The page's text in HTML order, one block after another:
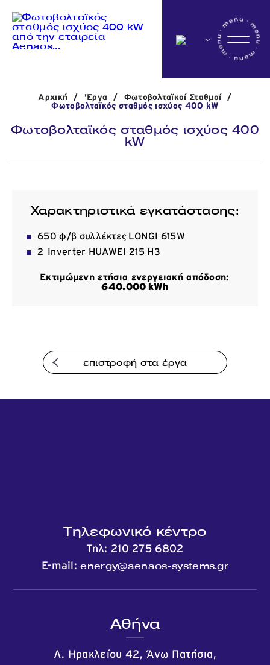
Η εταιρεία
Νέα
Επικοινωνία
Αρχική / 'Εργα / Φωτοβολταϊκοί Σταθμοί
/
Φωτοβολταϊκός σταθμός ισχύος 400 kW
Φωτοβολταϊκός σταθμός ισχύος 400
kW
Χαρακτηριστικά εγκατάστασης:
650 φ/β συλλέκτες LONGI 615W
2 Inverter HUAWEI 215 H3
Εκτιμώμενη ετήσια ενεργειακή απόδοση:
640.000 kWh
επιστροφή στα έργα
Τηλεφωνικό κέντρο
Τηλ: 210 275 6802
E-mail:energy@aenaos-systems.gr
Αθήνα
Λ. Ηρακλείου 42, Άνω Πατήσια,